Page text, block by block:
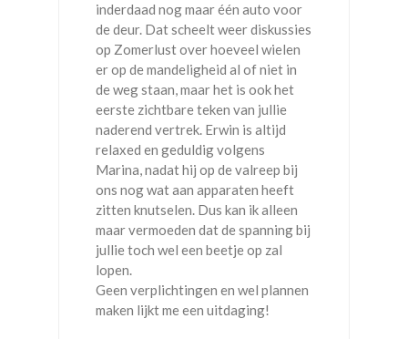
inderdaad nog maar één auto voor
de deur. Dat scheelt weer diskussies
op Zomerlust over hoeveel wielen
er op de mandeligheid al of niet in
de weg staan, maar het is ook het
eerste zichtbare teken van jullie
naderend vertrek. Erwin is altijd
relaxed en geduldig volgens
Marina, nadat hij op de valreep bij
ons nog wat aan apparaten heeft
zitten knutselen. Dus kan ik alleen
maar vermoeden dat de spanning bij
jullie toch wel een beetje op zal
lopen.
Geen verplichtingen en wel plannen
maken lijkt me een uitdaging!